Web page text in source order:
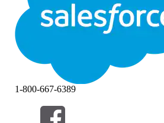
Filter (0)
1-800-667-6389